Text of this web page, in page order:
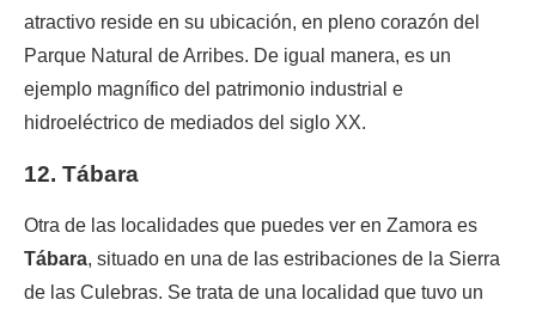
atractivo reside en su ubicación, en pleno corazón del
Parque Natural de Arribes. De igual manera, es un
ejemplo magnífico del patrimonio industrial e
hidroeléctrico de mediados del siglo XX.
12. Tábara
Otra de las localidades que puedes ver en Zamora es
Tábara, situado en una de las estribaciones de la Sierra
de las Culebras. Se trata de una localidad que tuvo un